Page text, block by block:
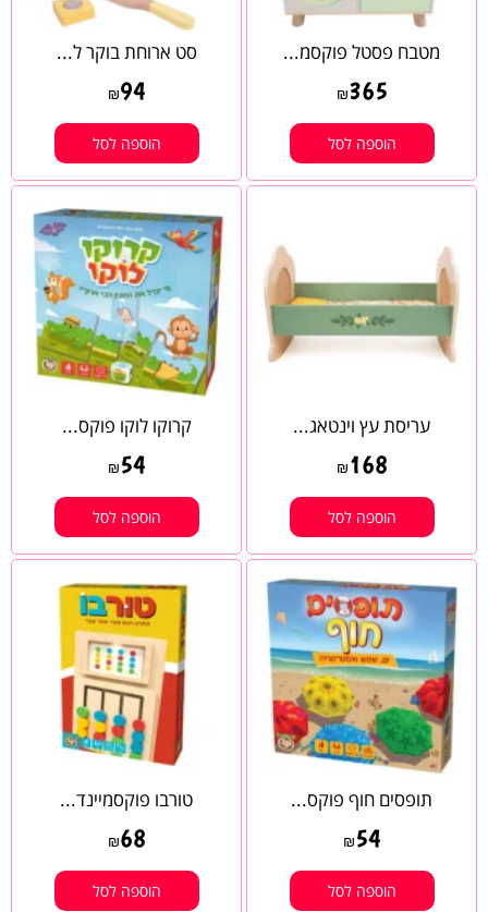
מטבח פסטל פוקסמ...
₪365
הוספה לסל
סט ארוחת בוקר ל...
₪94
הוספה לסל
עריסת עץ וינטאג...
₪ 168
הוספה לסל
קרוקו לוקו פוקס...
₪ 54
הוספה לסל
תופסים חוף פוקס...
₪ 54
הוספה לסל
טורבו פוקסמיינד...
₪68
הוספה לסל